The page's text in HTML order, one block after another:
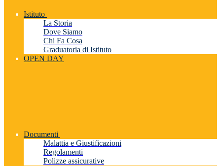
Istituto
La Storia
Dove Siamo
Chi Fa Cosa
Graduatoria di Istituto
OPEN DAY
Documenti
Malattia e Giustificazioni
Regolamenti
Polizze assicurative